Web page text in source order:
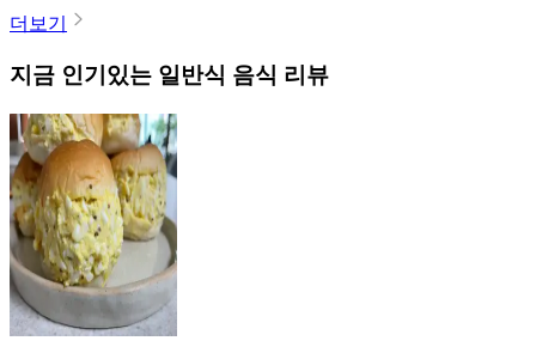
더보기
지금 인기있는 일반식 음식 리뷰